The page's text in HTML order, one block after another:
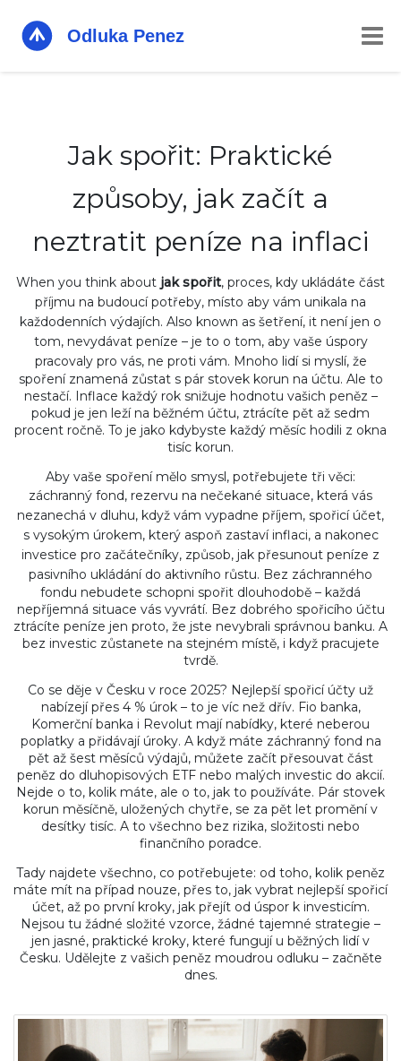
Jak spořit: Praktické
způsoby, jak začít a
neztratit peníze na inflaci
When you think about jak spořit, proces, kdy ukládáte část
příjmu na budoucí potřeby, místo aby vám unikala na
každodenních výdajích. Also known as šetření, it není jen o
tom, nevydávat peníze – je to o tom, aby vaše úspory
pracovaly pro vás, ne proti vám. Mnoho lidí si myslí, že
spoření znamená zůstat s pár stovek korun na účtu. Ale to
nestačí. Inflace každý rok snižuje hodnotu vašich peněz –
pokud je jen leží na běžném účtu, ztrácíte pět až sedm
procent ročně. To je jako kdybyste každý měsíc hodili z okna
tisíc korun.
Aby vaše spoření mělo smysl, potřebujete tři věci:
záchranný fond, rezervu na nečekané situace, která vás
nezanechá v dluhu, když vám vypadne příjem, spořicí účet,
s vysokým úrokem, který aspoň zastaví inflaci, a nakonec
investice pro začátečníky, způsob, jak přesunout peníze z
pasivního ukládání do aktivního růstu. Bez záchranného
fondu nebudete schopni spořit dlouhodobě – každá
nepříjemná situace vás vyvrátí. Bez dobrého spořicího účtu
ztrácíte peníze jen proto, že jste nevybrali správnou banku. A
bez investic zůstanete na stejném místě, i když pracujete
tvrdě.
Co se děje v Česku v roce 2025? Nejlepší spořicí účty už
nabízejí přes 4 % úrok – to je víc než dřív. Fio banka,
Komerční banka i Revolut mají nabídky, které neberou
poplatky a přidávají úroky. A když máte záchranný fond na
pět až šest měsíců výdajů, můžete začít přesouvat část
peněz do dluhopisových ETF nebo malých investic do akcií.
Nejde o to, kolik máte, ale o to, jak to používáte. Pár stovek
korun měsíčně, uložených chytře, se za pět let promění v
desítky tisíc. A to všechno bez rizika, složitosti nebo
finančního poradce.
Tady najdete všechno, co potřebujete: od toho, kolik peněz
máte mít na případ nouze, přes to, jak vybrat nejlepší spořicí
účet, až po první kroky, jak přejít od úspor k investicím.
Nejsou tu žádné složité vzorce, žádné tajemné strategie –
jen jasné, praktické kroky, které fungují u běžných lidí v
Česku. Udělejte z vašich peněz moudrou odluku – začněte
dnes.